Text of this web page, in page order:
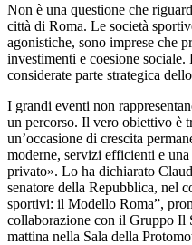
Non è una questione che
città di Roma. Le società
agonistiche, sono imprese che
investimenti e coesione sociale.
considerate parte strategica
I grandi eventi non
un percorso. Il vero obiettivo è
un’occasione di crescita
moderne, servizi efficienti e
privato». Lo ha dichiarato
senatore della Repubblica, nel
sportivi: il Modello Roma”,
collaborazione con il Gruppo Il
mattina nella Sala della